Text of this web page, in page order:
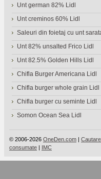
Unt german 82% Lidl
Unt creminos 60% Lidl
Saleuri din foietaj cu unt
Unt 82% unsalted Frico Lidl
Unt 82.5% Golden Hills Lidl
Chifla Burger Americana Lidl
Chifla burger whole grain Lidl
Chifla burger cu seminte Lidl
Somon Ocean Sea Lidl
© 2006-2026 OneDen.com |
consumate | IMC